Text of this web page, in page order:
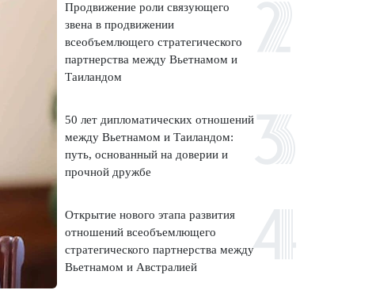
Продвижение роли связующего
звена в продвижении
всеобъемлющего стратегического
партнерства между Вьетнамом и
Таиландом
50 лет дипломатических отношений
между Вьетнамом и Таиландом:
путь, основанный на доверии и
прочной дружбе
Открытие нового этапа развития
отношений всеобъемлющего
стратегического партнерства между
Вьетнамом и Австралией